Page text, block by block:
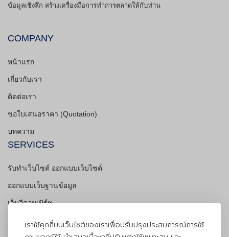
เราใช้คุกกี้บนเว็บไซต์ของเราเพื่อปรับปรุงประสบการณ์การใช้
ข้อมูลเชิงลึก สร้างเครื่องมือการทำการตลาดให้กับท่าน
COMPANY
หน้าแรก
เกี่ยวกับเรา
ติดต่อเรา
ขอใบเสนอราคา (Quotation)
บทความ
SERVICES
รับทำเว็บไซต์ ออกแบบเว็บไซต์
ออกแบบเว็บฐานข้อมูล
เว็บอีคอมเมิร์ซ